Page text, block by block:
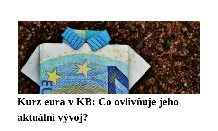
Kurz eura v KB: Co ovlivňuje jeho
aktuální vývoj?